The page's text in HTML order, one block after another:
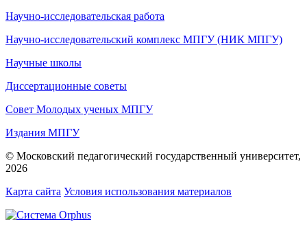
Научно-исследовательская работа
Научно-исследовательский комплекс МПГУ (НИК МПГУ)
Научные школы
Диссертационные советы
Совет Молодых ученых МПГУ
Издания МПГУ
© Московский педагогический государственный университет,
2026
Карта сайта Условия использования материалов